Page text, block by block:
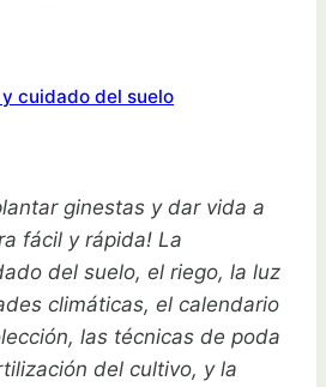
cuidado del suelo
ginestas y dar vida a
fácil y rápida! La
del suelo, el riego, la luz
climáticas, el calendario
las técnicas de poda
del cultivo, y la